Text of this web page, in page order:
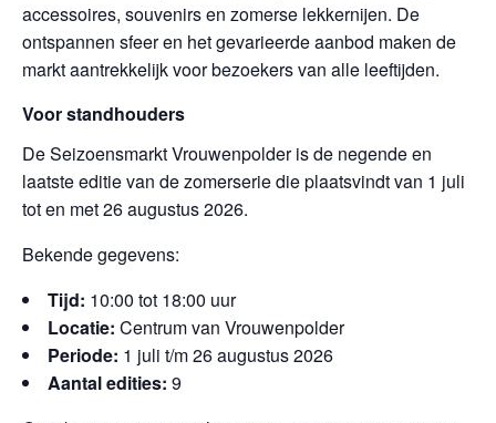
accessoires, souvenirs en zomerse lekkernijen. De
ontspannen sfeer en het gevarieerde aanbod maken de
markt aantrekkelijk voor bezoekers van alle leeftijden.
Voor standhouders
De Seizoensmarkt Vrouwenpolder is de negende en
laatste editie van de zomerserie die plaatsvindt van 1 juli
tot en met 26 augustus 2026.
Bekende gegevens:
Tijd: 10:00 tot 18:00 uur
Locatie: Centrum van Vrouwenpolder
Periode: 1 juli t/m 26 augustus 2026
Aantal edities: 9